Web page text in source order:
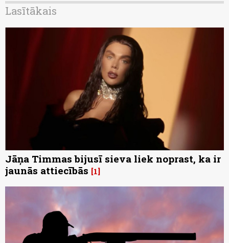
Lasītākais
Jāņa Timmas bijusī sieva liek noprast, ka ir
jaunās attiecībās 1